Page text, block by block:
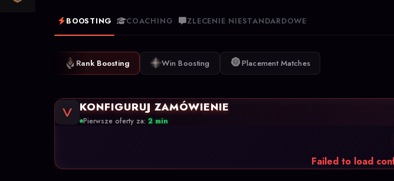
BOOSTING COACHING ZLECENIE NIESTANDARDOWE
Rank Boosting Win Boosting Placement Matches
KONFIGURUJ ZAMÓWIENIE
Pierwsze oferty za: 2 min
Failed to load